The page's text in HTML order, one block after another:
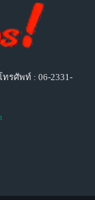
ทรศัพท์ : 06-2331-